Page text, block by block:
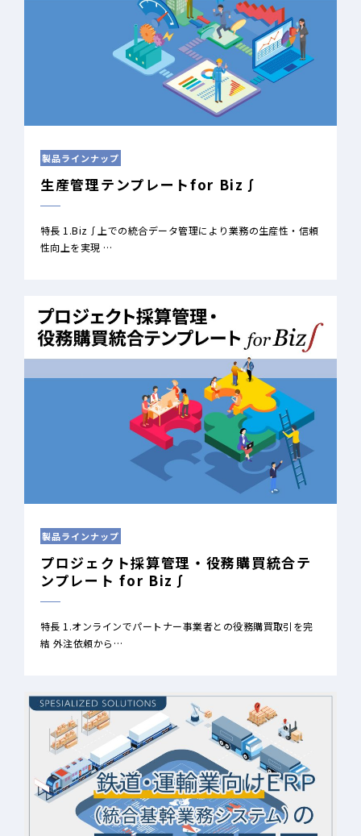
製品ラインナップ
生産管理テンプレートfor Biz∫
特長 1.Biz∫上での統合データ管理により業務の生産性・信頼
性向上を実現 …
製品ラインナップ
プロジェクト採算管理・役務購買統合テ
ンプレート for Biz∫
特長 1.オンラインでパートナー事業者との役務購買取引を完
結 外注依頼から…